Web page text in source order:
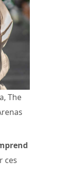
The
ces